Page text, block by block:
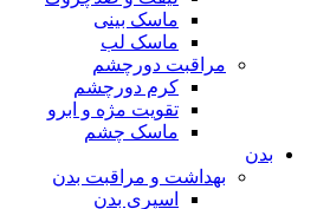
ماسک بینی
ماسک لب
مراقبت دورچشم
کرم دورچشم
تقویت مژه و ابرو
ماسک چشم
بدن
بهداشت و مراقبت بدن
اسپری بدن